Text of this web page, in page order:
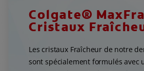
Colgate®
Cristaux
Les cristaux Fraîcheur de notre
sont spécialement formulés avec